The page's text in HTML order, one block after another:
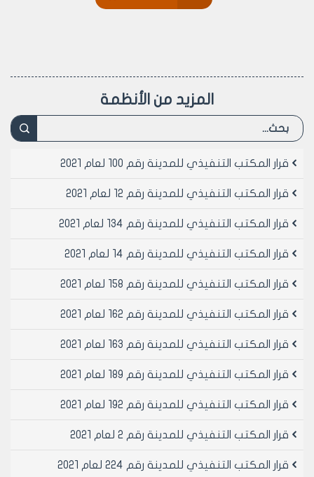
مادة 1- تطبيق احكام المادتين 3 و4 من قرار المكتب
التنفيذي لمجلس مدينه حلب رقم 322 تاريخ 29/8/2001
ويبلغ من يلزم لتنفيذه اصولا
حلب
المزيد من الأنظمة
قرار المكتب التنفيذي للمدينة رقم 100 لعام 2021
قرار المكتب التنفيذي للمدينة رقم 12 لعام 2021
قرار المكتب التنفيذي للمدينة رقم 134 لعام 2021
قرار المكتب التنفيذي للمدينة رقم 14 لعام 2021
قرار المكتب التنفيذي للمدينة رقم 158 لعام 2021
قرار المكتب التنفيذي للمدينة رقم 162 لعام 2021
قرار المكتب التنفيذي للمدينة رقم 163 لعام 2021
قرار المكتب التنفيذي للمدينة رقم 189 لعام 2021
قرار المكتب التنفيذي للمدينة رقم 192 لعام 2021
قرار المكتب التنفيذي للمدينة رقم 2 لعام 2021
قرار المكتب التنفيذي للمدينة رقم 224 لعام 2021